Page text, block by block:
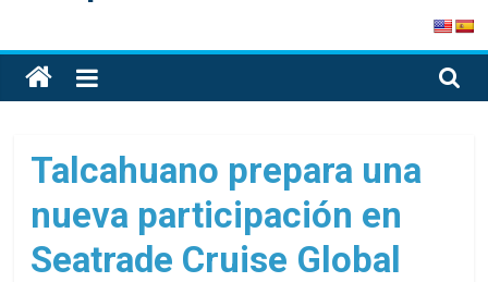
PortalCruceros
Toda
la
de
cruceros
en
un
solo
Talcahuano prepara una
nueva participación en
Seatrade Cruise Global